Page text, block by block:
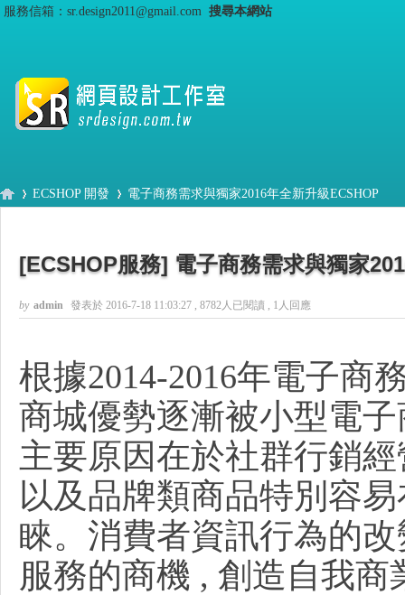
服務信箱：sr.design2011@gmail.com 搜尋本網站
ECSHOP 開發
›
電子商務需求與獨家2016年全新升級ECSHOP
[ECSHOP服務] 電子商務需求與獨家
by admin 發表於 2016-7-18 11:03:27 , 8782人已閱讀 , 1人回應
根據2014-2016年電子商
商城優勢逐漸被小型電
主要原因在於社群行銷
以及品牌類商品特別容
睞。消費者資訊行為的
服務的商機 , 創造自我